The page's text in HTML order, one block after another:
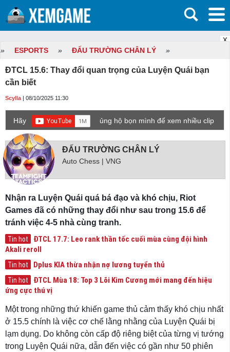
X
» ESPORTS » ĐẤU TRƯỜNG CHÂN LÝ »
ĐTCL 15.6: Thay đổi quan trọng của Luyện Quái bạn
cần biết
Scylla | 08/10/2025 11:30
Hãy
ủng hộ bọn mình để xem nhiều clip
game mới hơn nhé!
ĐẤU TRƯỜNG CHÂN LÝ
Auto Chess | VNG
Nhận ra Luyện Quái quá bá đạo và khó chịu, Riot
Games đã có những thay đổi như sau trong 15.6 để
tránh việc 4-5 nhà cùng tranh.
Tin hot
ĐTCL 17.7: Leo rank thần tốc cuối mùa cùng đội hình
Akali reroll
Tin hot Dplus KIA thừa nhận nợ lương tuyển thủ
Tin hot
ĐTCL Mùa 18: Top 3 Lõi Kim Cương mới mang đến hiệu
ứng cực thú vị
Một trong những thứ khiến game thủ cảm thấy khó chịu nhất
ở 15.5 chính là việc cơ chế lằng nhằng của Luyện Quái bị
lạm dụng. Do không còn cấp độ riêng biệt của từng vị tướng
trong Luyện Quái nữa, dẫn đến việc có gần như 50 phiên